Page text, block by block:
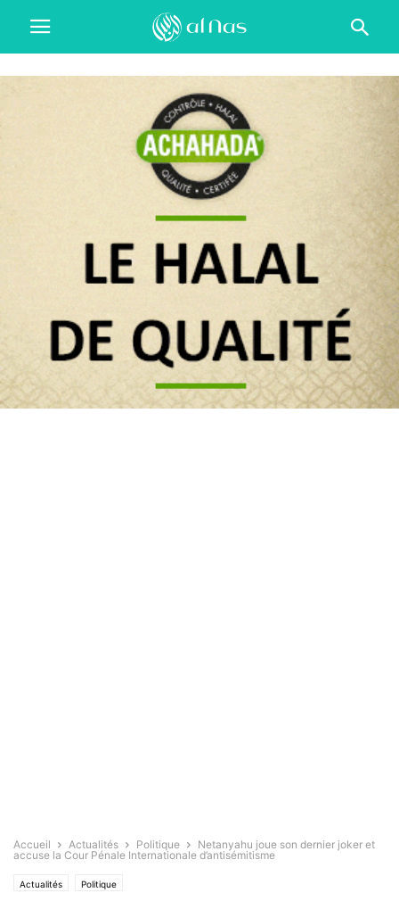
Accueil Actualités Politique
Netanyahu joue son dernier joker et
accuse la Cour Pénale Internationale d’antisémitisme
Actualités Politique